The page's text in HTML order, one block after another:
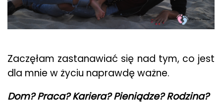
Zaczęłam zastanawiać się nad tym, co jest
dla mnie w życiu naprawdę ważne.
Dom? Praca? Kariera? Pieniądze? Rodzina?